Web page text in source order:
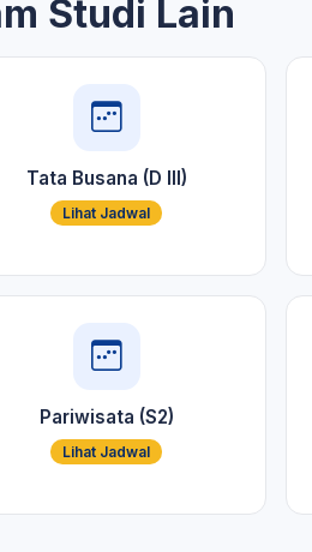
Studi Lain
Tata Busana (D III)
Lihat Jadwal
Pariwisata (S2)
Lihat Jadwal